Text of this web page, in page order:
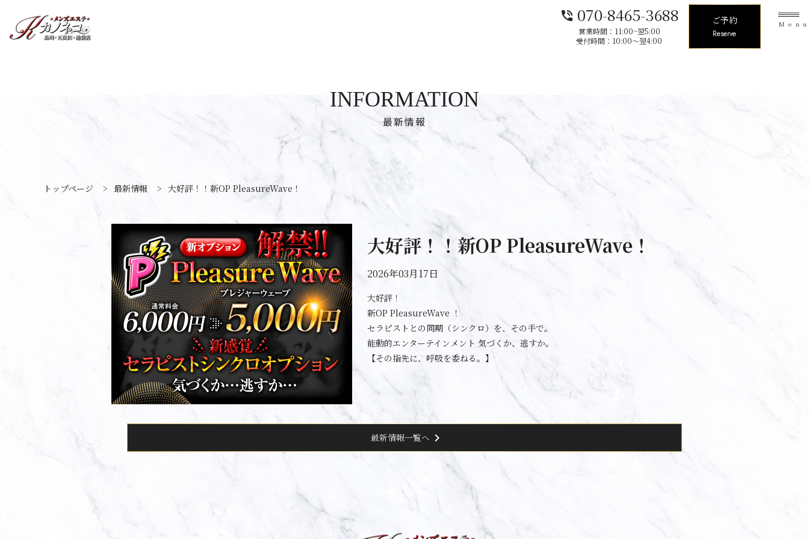
phone_in_talk 070-8465-3688
営業時間：11:00~翌5:00
受付時間：10:00〜翌4:00
ご予約
Reserve
最新情報
INFORMATION
トップページ > 最新情報 > 大好評！！新OP PleasureWave！
大好評！！新OP PleasureWave！
2026年03月17日
大好評！
新OP PleasureWave ！
セラピストとの同期（シンクロ）を、その手で。
能動的エンターテインメント 気づくか、逃すか。
【その指先に、呼吸を委ねる。】
最新情報一覧へ chevron_right